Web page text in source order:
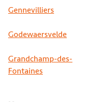
Gennevilliers
Godewaersvelde
Grandchamp-des-
Fontaines